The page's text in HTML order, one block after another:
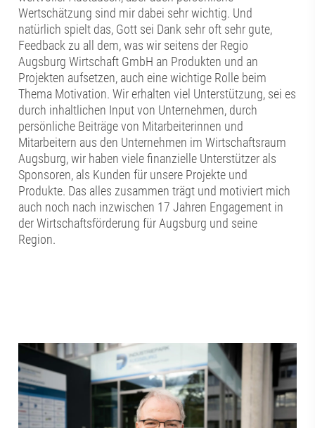
Wertschätzung sind mir dabei sehr wichtig. Und
natürlich spielt das, Gott sei Dank sehr oft sehr gute,
Feedback zu all dem, was wir seitens der Regio
Augsburg Wirtschaft GmbH an Produkten und an
Projekten aufsetzen, auch eine wichtige Rolle beim
Thema Motivation. Wir erhalten viel Unterstützung, sei es
durch inhaltlichen Input von Unternehmen, durch
persönliche Beiträge von Mitarbeiterinnen und
Mitarbeitern aus den Unternehmen im Wirtschaftsraum
Augsburg, wir haben viele finanzielle Unterstützer als
Sponsoren, als Kunden für unsere Projekte und
Produkte. Das alles zusammen trägt und motiviert mich
auch noch nach inzwischen 17 Jahren Engagement in
der Wirtschaftsförderung für Augsburg und seine
Region.